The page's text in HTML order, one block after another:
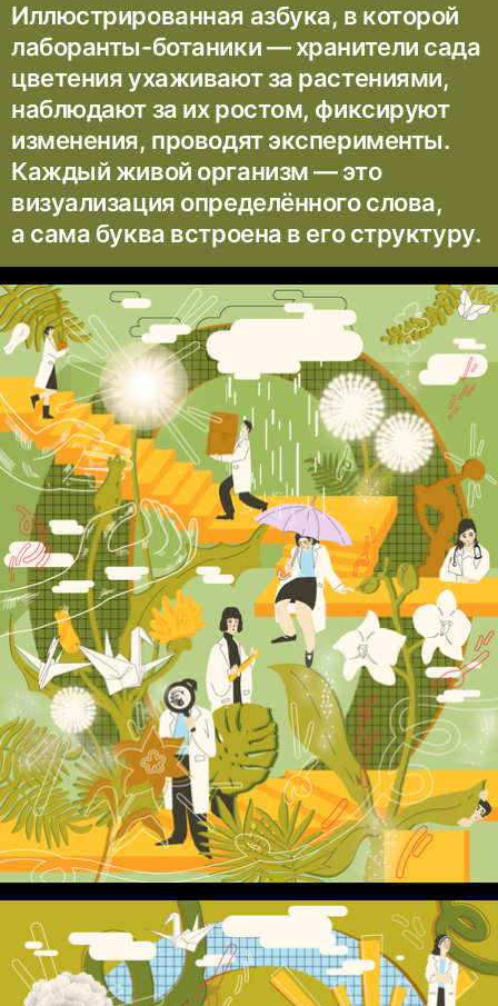
Иллюстрированная азбука, в которой
лаборанты-ботаники — хранители сада
цветения ухаживают за растениями,
наблюдают за их ростом, фиксируют
изменения, проводят эксперименты.
Каждый живой организм — это
визуализация определённого слова,
а сама буква встроена в его структуру.